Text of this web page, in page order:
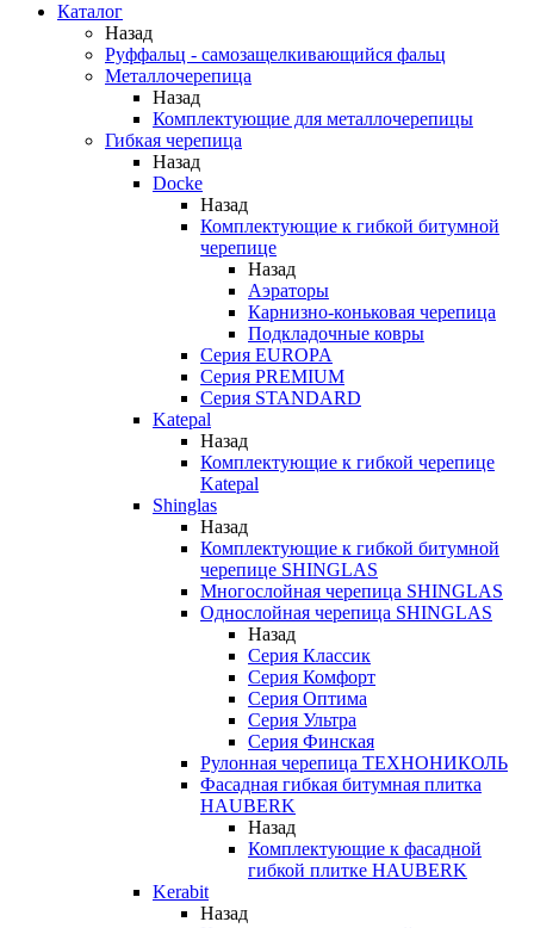
Каталог
Назад
Руффальц - самозащелкивающийся фальц
Металлочерепица
Назад
Комплектующие для металлочерепицы
Гибкая черепица
Назад
Docke
Назад
Комплектующие к гибкой битумной
черепице
Назад
Аэраторы
Карнизно-коньковая черепица
Подкладочные ковры
Серия EUROPA
Серия PREMIUM
Серия STANDARD
Katepal
Назад
Комплектующие к гибкой черепице
Katepal
Shinglas
Назад
Комплектующие к гибкой битумной
черепице SHINGLAS
Многослойная черепица SHINGLAS
Однослойная черепица SHINGLAS
Назад
Серия Классик
Серия Комфорт
Серия Оптима
Серия Ультра
Серия Финская
Рулонная черепица ТЕХНОНИКОЛЬ
Фасадная гибкая битумная плитка
HAUBERK
Назад
Комплектующие к фасадной
гибкой плитке HAUBERK
Kerabit
Назад